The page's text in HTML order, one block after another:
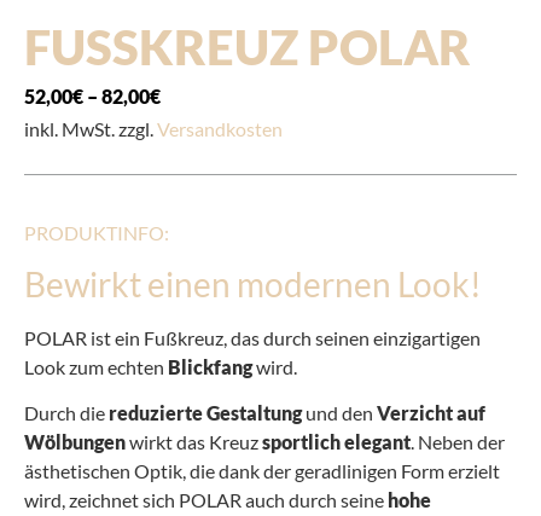
FUSSKREUZ POLAR
52,00€ – 82,00€
inkl. MwSt. zzgl. Versandkosten
PRODUKTINFO:
Bewirkt einen modernen Look!
POLAR ist ein Fußkreuz, das durch seinen einzigartigen
Look zum echten Blickfangwird.
Durch die reduzierte Gestaltungund den Verzicht auf
Wölbungenwirkt das Kreuzsportlich elegant. Neben der
ästhetischen Optik, die dank der geradlinigen Form erzielt
wird, zeichnet sich POLAR auch durch seine hohe